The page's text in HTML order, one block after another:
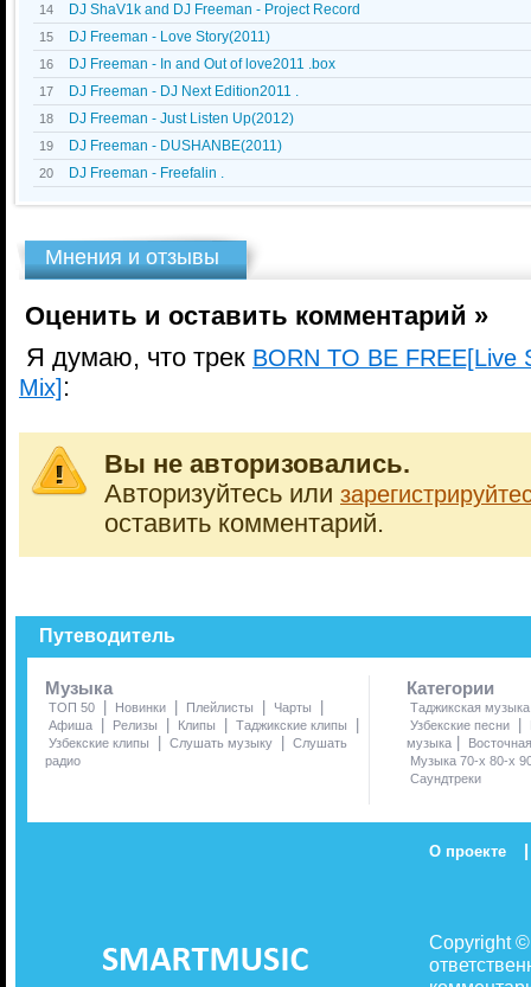
14 DJ ShaV1k and DJ Freeman - Project Record
15 DJ Freeman - Love Story(2011)
16 DJ Freeman - In and Out of love2011 .box
17 DJ Freeman - DJ Next Edition2011 .
18 DJ Freeman - Just Listen Up(2012)
19 DJ Freeman - DUSHANBE(2011)
20 DJ Freeman - Freefalin .
Мнения и отзывы
Оценить и оставить комментарий »
Я думаю, что трек BORN TO BE FREE[Live
Mix] :
Вы не авторизовались.
Авторизуйтесь или
оставить комментарий.
Путеводитель
Музыка
ТОП 50 Новинки Плейлисты Чарты
Афиша Релизы Клипы Таджикские клипы
Узбекские клипы Слушать музыку
Слушать
радио
Категории
Таджикская музыка
Узбекские песни
музыка
Музыка 70-х 80-х
Саундтреки
О проекте |
Copyright